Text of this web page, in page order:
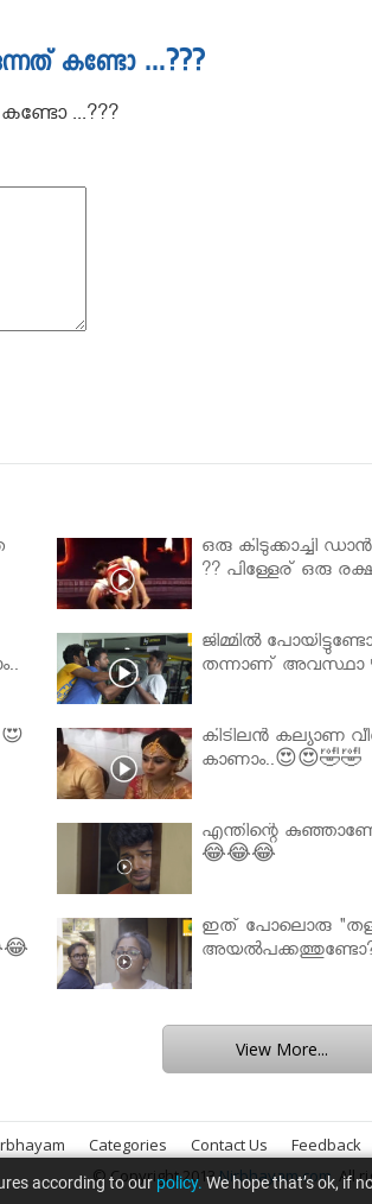
കണ്ടോ …???
...???
ഒരു കിടുക്കാച്ചി
?? പിള്ളേര് ഒരു
ജിമ്മിൽ
തന്നാണ് അവസ്ഥാ
കിടിലൻ കല്യാണ
കാണാം..😍😍🤣🤣
എന്തിന്റെ
😂😂😂
ഇത് പോലൊരു
View More...
Categories Contact Us Feedback
© Copyright 2013Nirbhayam.com. All
according to ourpolicy.We hope that’s ok, if